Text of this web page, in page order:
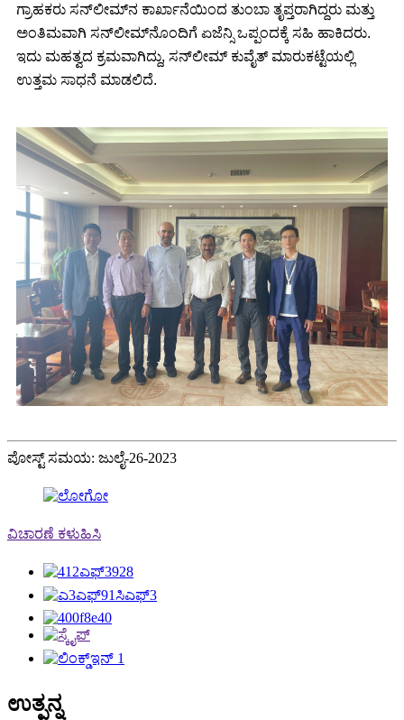
ಗ್ರಾಹಕರು ಸನ್‌ಲೀಮ್‌ನ ಕಾರ್ಖಾನೆಯಿಂದ ತುಂಬಾ ತೃಪ್ತರಾಗಿದ್ದರು ಮತ್ತು
ಅಂತಿಮವಾಗಿ ಸನ್‌ಲೀಮ್‌ನೊಂದಿಗೆ ಏಜೆನ್ಸಿ ಒಪ್ಪಂದಕ್ಕೆ ಸಹಿ ಹಾಕಿದರು.
ಇದು ಮಹತ್ವದ ಕ್ರಮವಾಗಿದ್ದು, ಸನ್‌ಲೀಮ್ ಕುವೈತ್ ಮಾರುಕಟ್ಟೆಯಲ್ಲಿ
ಉತ್ತಮ ಸಾಧನೆ ಮಾಡಲಿದೆ.
ಪೋಸ್ಟ್ ಸಮಯ: ಜುಲೈ-26-2023
ವಿಚಾರಣೆ ಕಳುಹಿಸಿ
ಉತ್ಪನ್ನ